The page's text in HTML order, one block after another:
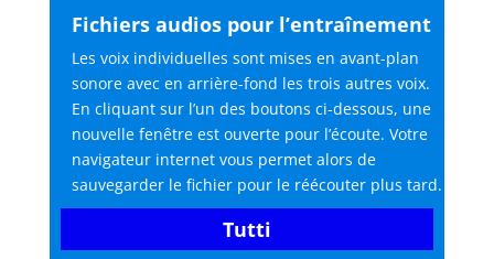
Fichiers audios pour l’entraînement
Les voix individuelles sont mises en avant-plan
sonore avec en arrière-fond les trois autres voix.
En cliquant sur l’un des boutons ci-dessous, une
nouvelle fenêtre est ouverte pour l’écoute. Votre
navigateur internet vous permet alors de
sauvegarder le fichier pour le réécouter plus tard.
Tutti